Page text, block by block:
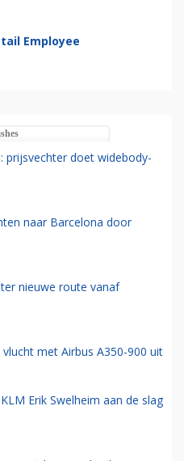
Employee
prijsvechter doet widebody-
naar Barcelona door
nieuwe route vanaf
met Airbus A350-900 uit
Erik Swelheim aan de slag